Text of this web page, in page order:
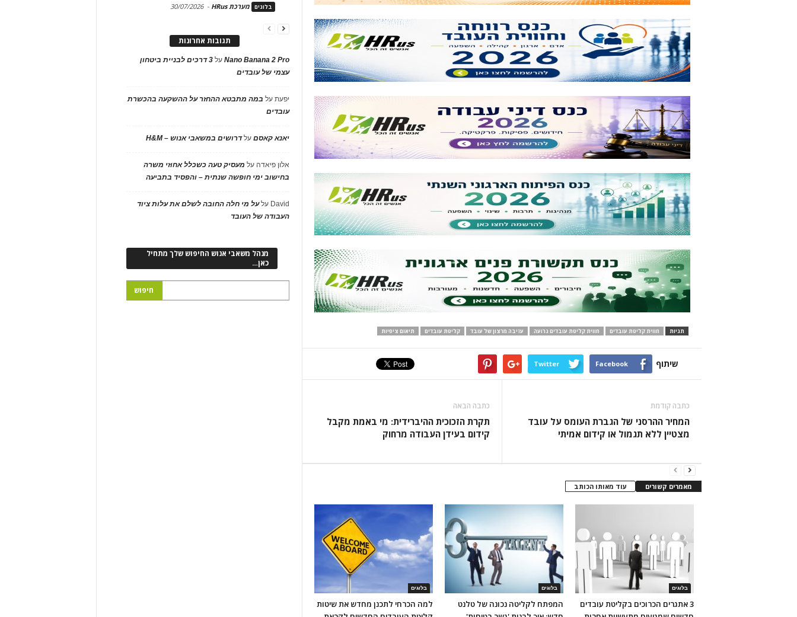
תגיות חווית קליטת עובדים חווית קליטת עובדים גרועה עזיבה מרצון של עובד קליטת עובדים תיאום ציפיות
שיתוף Facebook
Twitter
כתבה קודמת
המחיר ההרסני של הגברת העומס על עובד
מצטיין ללא תגמול או קידום אמיתי
כתבה הבאה
תקרת הזכוכית ההיברידית: מי באמת מקבל
קידום בעידן העבודה מרחוק
מאמרים קשורים עוד מאותו הכותב
בלוגים
למה הכרחי לתכנן מחדש את שיטות
בלוגים
המפתח לקליטה נכונה של טלנט
בלוגים
3 אתגרים הכרוכים בקליטת עובדים
בלוגים מערכת HRus -
30/07/2026
תגובות אחרונות
Nano Banana 2 Proעל
3 דרכים לבניית ביטחון
עצמי של עובדים
יפעתעל במה מתבטא ההחזר על ההשקעה בהכשרת
עובדים
יאנא קאסםעלדרושים במשאבי אנוש – H&M
אלון פיאדה על מעסיק טעה כשכלל אחוזי משרה
בחישוב ימי חופשה שנתית – והפסיד בתביעה
David עלעל מי חלה החובה לשלם את עלות ציוד
העבודה של העובד
מנהל משאבי אנוש החיפוש שלך מתחיל
כאן…